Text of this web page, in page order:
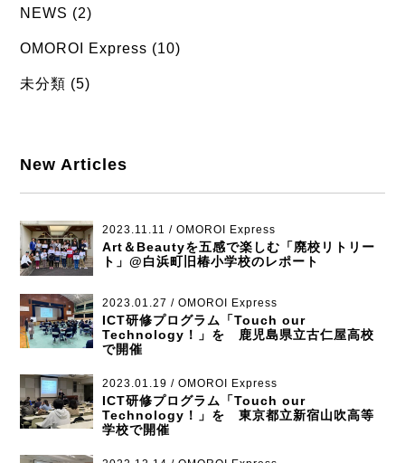
NEWS (2)
OMOROI Express (10)
未分類 (5)
New Articles
2023.11.11 / OMOROI Express
Art＆Beautyを五感で楽しむ「廃校リトリー
ト」@白浜町旧椿小学校のレポート
2023.01.27 / OMOROI Express
ICT研修プログラム「Touch our
Technology！」を 鹿児島県立古仁屋高校
で開催
2023.01.19 / OMOROI Express
ICT研修プログラム「Touch our
Technology！」を 東京都立新宿山吹高等
学校で開催